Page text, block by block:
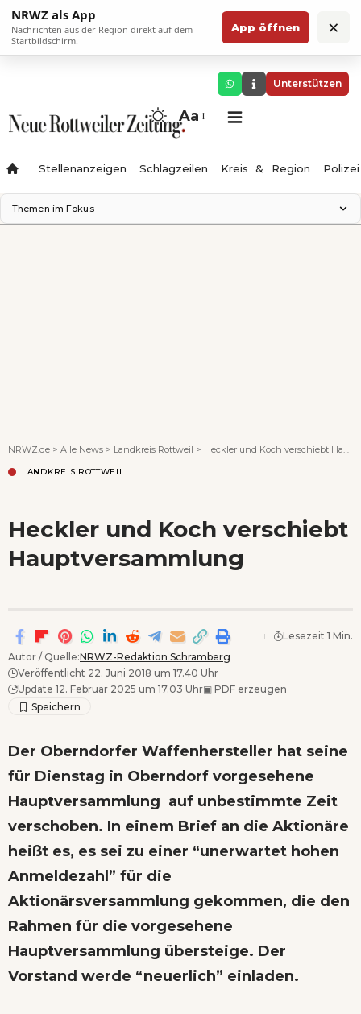
NRWZ als App
Nachrichten aus der Region direkt auf dem
Startbildschirm.
App öffnen ×
Unterstützen
Aa
Stellenanzeigen Schlagzeilen Kreis & Region Polizei
Themen im Fokus
NRWZ.de > Alle News > Landkreis Rottweil > Heckler und Koch verschiebt Hauptversammlung
LANDKREIS ROTTWEIL
Heckler und Koch verschiebt
Hauptversammlung
Autor / Quelle:NRWZ-Redaktion Schramberg
Veröffentlicht 22. Juni 2018 um 17.40 Uhr
Update 12. Februar 2025 um 17.03 Uhr▣ PDF erzeugen
Lesezeit 1 Min.
Der Oberndorfer Waffenhersteller hat seine
für Dienstag in Oberndorf vorgesehene
Hauptversammlung auf unbestimmte Zeit
verschoben. In einem Brief an die Aktionäre
heißt es, es sei zu einer “unerwartet hohen
Anmeldezahl” für die
Aktionärsversammlung gekommen, die den
Rahmen für die vorgesehene
Hauptversammlung übersteige. Der
Vorstand werde “neuerlich” einladen.